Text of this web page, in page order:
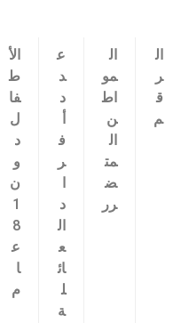
ال
ر
ق
م
ال
مو
اط
ن
ال
مت
ض
رر
ع
د
د
أ
ف
ر
ا
د
ال
ع
ائ
ل
ة
الأ
ط
فا
ل
د
و
ن
1
8
ع
ا
م